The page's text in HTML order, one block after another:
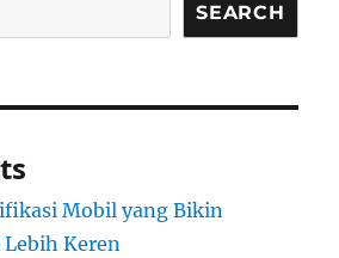
SEARCH
Mobil yang Bikin
Lebih Keren